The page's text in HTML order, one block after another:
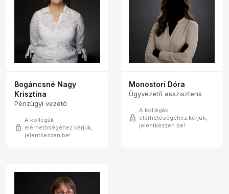
Bogáncsné Nagy
Krisztina
Pénzügyi vezető
lock
A kollégák
elérhetőségéhez kérjük,
jelentkezzen be!
Monostori Dóra
Ügyvezető asszisztens
lock
A kollégák
elérhetőségéhez kérjük,
jelentkezzen be!